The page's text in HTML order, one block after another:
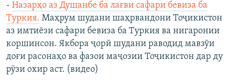
- Назарҳо аз Душанбе ба лағви сафари бевиза ба
Туркия. Маҳрум шудани шаҳрвандони Тоҷикистон
аз имтиёзи сафари бевиза ба Туркия ва нигаронии
коршинсон. Якбора ҷорӣ шудани раводид мавзӯи
доғи расонаҳо ва фазои маҷозии Тоҷикистон дар ду
рӯзи охир аст. (видео)